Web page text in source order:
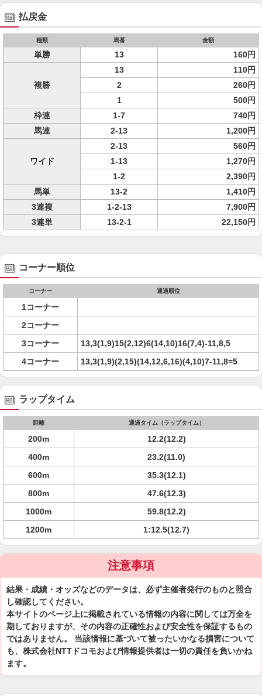
払戻金
種類 馬番 金額
単勝 13 160円
複勝
13
110円
2
260円
1
500円
枠連
1-7
740円
馬連
2-13 1,200円
ワイド
2-13
560円
1-13
1,270円
1-2
2,390円
馬単
13-2
1,410円
3連複
1-2-13
7,900円
3連単
13-2-1 22,150円
コーナー順位
コーナー 通過順位
1コーナー
2コーナー
3コーナー
13,3(1,9)15(2,12)6(14,10)16(7,4)-11,8,5
4コーナー
13,3(1,9)(2,15)(14,12,6,16)(4,10)7-11,8=5
ラップタイム
距離 通過タイム（ラップタイム）
200m
12.2(12.2)
400m
23.2(11.0)
600m
35.3(12.1)
800m
47.6(12.3)
1000m
59.8(12.2)
1200m
1:12.5(12.7)
注意事項
結果・成績・オッズなどのデータは、必ず主催者発行のものと照合
し確認してください。
本サイトのページ上に掲載されている情報の内容に関しては万全を
期しておりますが、その内容の正確性および安全性を保証するもの
ではありません。 当該情報に基づいて被ったいかなる損害について
も、株式会社NTTドコモおよび情報提供者は一切の責任を負いかね
ます。